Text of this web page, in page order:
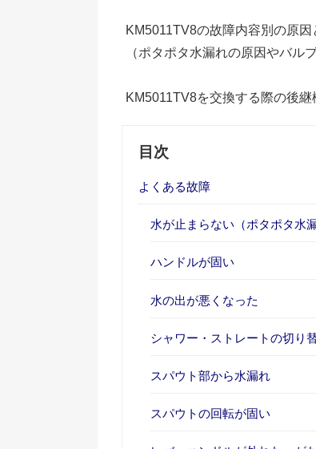
KM5011TV8の故障内容別の原
（ポタポタ水漏れの原因やバル
KM5011TV8を交換する際の後継
目次
よくある故障
水が止まらない（ポタポタ水漏
ハンドルが固い
水の出が悪くなった
シャワー・ストレートの切り
スパウト部から水漏れ
スパウトの回転が固い